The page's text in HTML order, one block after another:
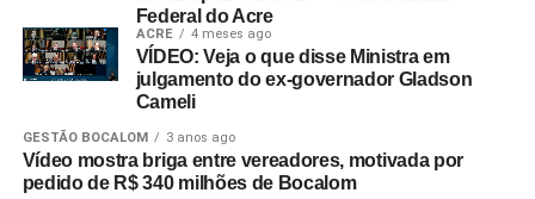
Federal do Acre
ACRE 4 meses ago
VÍDEO: Veja o que disse Ministra em
julgamento do ex-governador Gladson
Cameli
GESTÃO BOCALOM 3 anos ago
Vídeo mostra briga entre vereadores, motivada por
pedido de R$ 340 milhões de Bocalom